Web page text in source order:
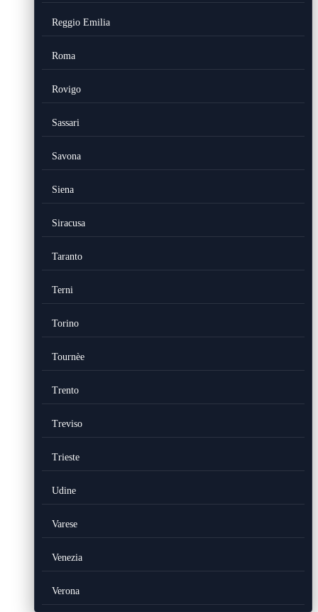
Reggio Emilia
Roma
Rovigo
Sassari
Savona
Siena
Siracusa
Taranto
Terni
Torino
Tournèe
Trento
Treviso
Trieste
Udine
Varese
Venezia
Verona